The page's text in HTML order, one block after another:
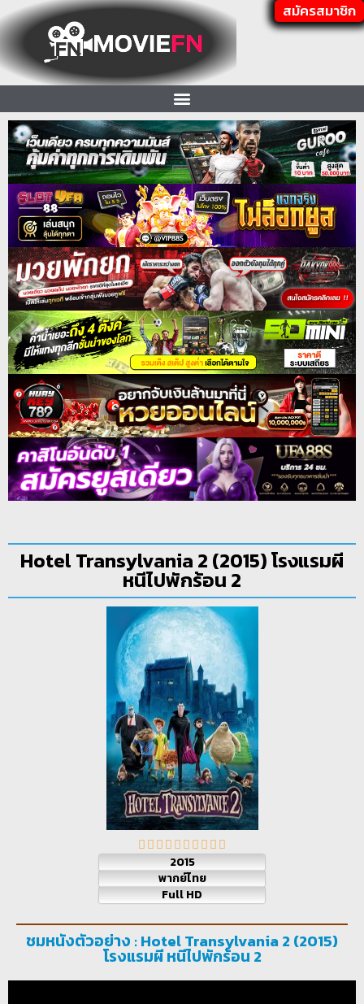
สมัครสมาชิก
Hotel Transylvania 2 (2015) โรงแรมผี
หนีไปพักร้อน 2
2015
พากย์ไทย
Full HD
ชมหนังตัวอย่าง : Hotel Transylvania 2 (2015)
โรงแรมผี หนีไปพักร้อน 2